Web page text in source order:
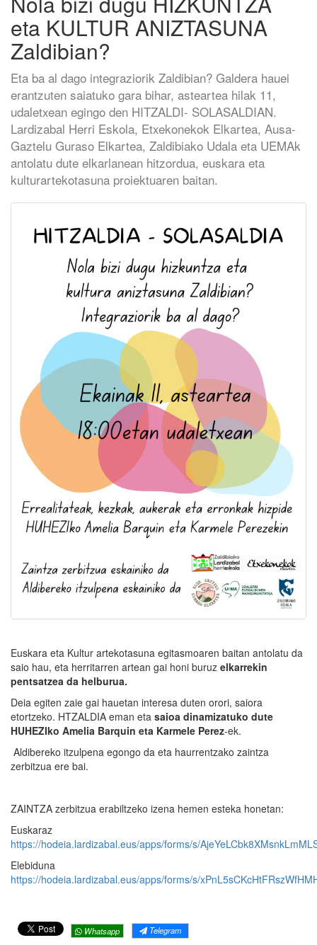
eta KULTUR ANIZTASUNA
Zaldibian?
Eta ba al dago integraziorik Zaldibian? Galdera hauei
erantzuten saiatuko gara bihar, asteartea hilak 11,
udaletxean egingo den HITZALDI- SOLASALDIAN.
Lardizabal Herri Eskola, Etxekonekok Elkartea, Ausa-
Gaztelu Guraso Elkartea, Zaldibiako Udala eta UEMAk
antolatu dute elkarlanean hitzordua, euskara eta
kulturartekotasuna proiektuaren baitan.
Euskara eta Kultur artekotasuna egitasmoaren baitan antolatu da
saio hau, eta herritarren artean gai honi buruz elkarrekin
pentsatzea da helburua.
Deia egiten zaie gai hauetan interesa duten orori, saiora
etortzeko. HTZALDIA eman eta saioa dinamizatuko dute
HUHEZIko Amelia Barquin eta Karmele Perez-ek.
Aldibereko itzulpena egongo da eta haurrentzako zaintza
zerbitzua ere bai.
ZAINTZA zerbitzua erabiltzeko izena hemen esteka honetan:
Euskaraz
https://hodeia.lardizabal.eus/apps/forms/s/
Elebiduna
https://hodeia.lardizabal.eus/apps/forms/s/
Whatsapp Telegram